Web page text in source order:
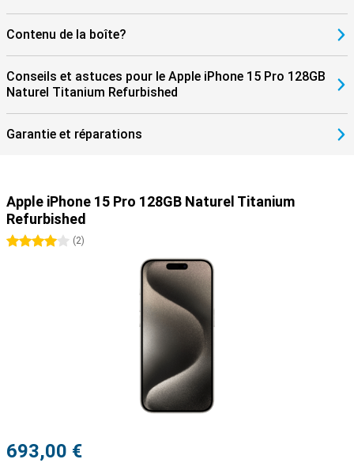
Contenu de la boîte?
Conseils et astuces pour le Apple iPhone 15 Pro 128GB
Naturel Titanium Refurbished
Garantie et réparations
Apple iPhone 15 Pro 128GB Naturel Titanium
Refurbished
4 étoiles
(2)
693,00 €